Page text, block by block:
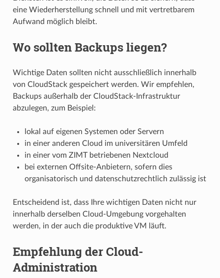
eine Wiederherstellung schnell und mit vertretbarem
Aufwand möglich bleibt.
Wo sollten Backups liegen?
Wichtige Daten sollten nicht ausschließlich innerhalb
von CloudStack gespeichert werden. Wir empfehlen,
Backups außerhalb der CloudStack-Infrastruktur
abzulegen, zum Beispiel:
lokal auf eigenen Systemen oder Servern
in einer anderen Cloud im universitären Umfeld
in einer vom ZIMT betriebenen Nextcloud
bei externen Offsite-Anbietern, sofern dies
organisatorisch und datenschutzrechtlich zulässig ist
Entscheidend ist, dass Ihre wichtigen Daten nicht nur
innerhalb derselben Cloud-Umgebung vorgehalten
werden, in der auch die produktive VM läuft.
Empfehlung der Cloud-
Administration